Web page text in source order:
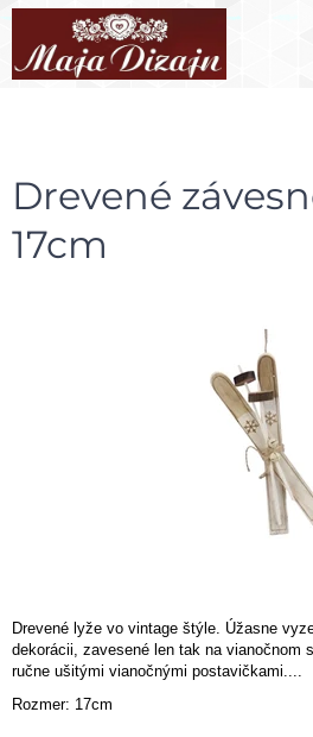
Drevené
17cm
Drevené lyže vo vintage štýle. Úžasne
dekorácii, zavesené len tak na vianočnom
ručne ušitými vianočnými postavičkami....
Rozmer: 17cm